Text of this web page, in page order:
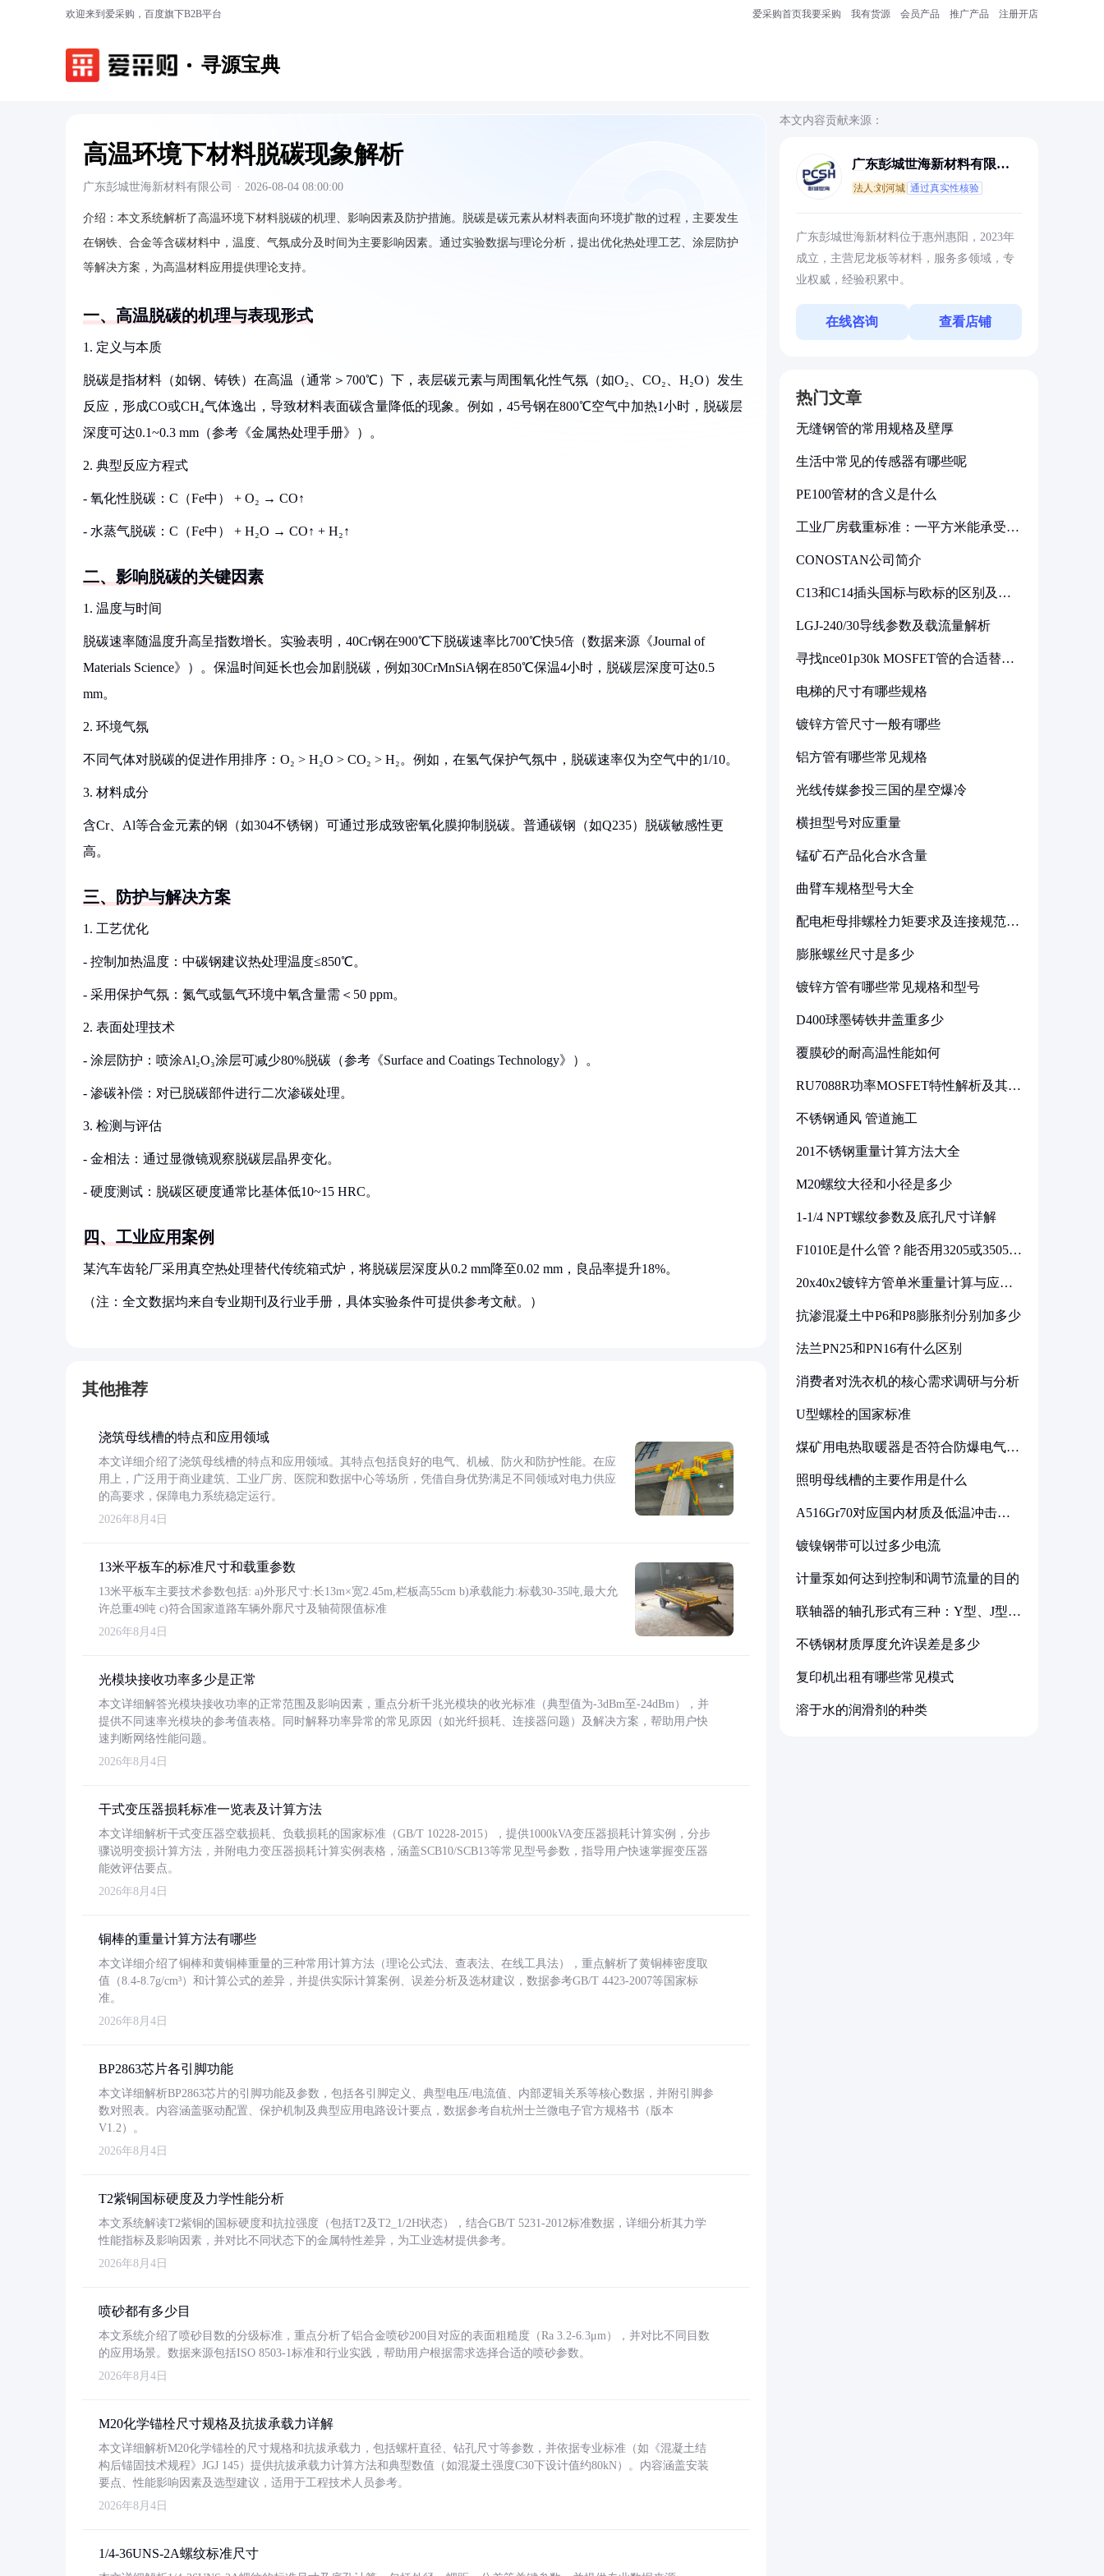
欢迎来到爱采购，百度旗下B2B平台 爱采购首页我要采购 我有货源 会员产品 推广产品 注册开店
寻源宝典
高温环境下材料脱碳现象解析
广东彭城世海新材料有限公司 · 2026-08-04 08:00:00
介绍： 本文系统解析了高温环境下材料脱碳的机理、影响因素及防护措施。脱碳是碳元素从材料表面向环境扩散的过程，主要发生
在钢铁、合金等含碳材料中，温度、气氛成分及时间为主要影响因素。通过实验数据与理论分析，提出优化热处理工艺、涂层防护
等解决方案，为高温材料应用提供理论支持。
一、高温脱碳的机理与表现形式
1. 定义与本质
脱碳是指材料（如钢、铸铁）在高温（通常＞700℃）下，表层碳元素与周围氧化性气氛（如O₂、CO₂、H₂O）发生
反应，形成CO或CH₄气体逸出，导致材料表面碳含量降低的现象。例如，45号钢在800℃空气中加热1小时，脱碳层
深度可达0.1~0.3 mm（参考《金属热处理手册》）。
2. 典型反应方程式
- 氧化性脱碳：C（Fe中） + O₂ → CO↑
- 水蒸气脱碳：C（Fe中） + H₂O → CO↑ + H₂↑
二、影响脱碳的关键因素
1. 温度与时间
脱碳速率随温度升高呈指数增长。实验表明，40Cr钢在900℃下脱碳速率比700℃快5倍（数据来源《Journal of
Materials Science》）。保温时间延长也会加剧脱碳，例如30CrMnSiA钢在850℃保温4小时，脱碳层深度可达0.5
mm。
2. 环境气氛
不同气体对脱碳的促进作用排序：O₂ > H₂O > CO₂ > H₂。例如，在氢气保护气氛中，脱碳速率仅为空气中的1/10。
3. 材料成分
含Cr、Al等合金元素的钢（如304不锈钢）可通过形成致密氧化膜抑制脱碳。普通碳钢（如Q235）脱碳敏感性更
高。
三、防护与解决方案
1. 工艺优化
- 控制加热温度：中碳钢建议热处理温度≤850℃。
- 采用保护气氛：氮气或氩气环境中氧含量需＜50 ppm。
2. 表面处理技术
- 涂层防护：喷涂Al₂O₃涂层可减少80%脱碳（参考《Surface and Coatings Technology》）。
- 渗碳补偿：对已脱碳部件进行二次渗碳处理。
3. 检测与评估
- 金相法：通过显微镜观察脱碳层晶界变化。
- 硬度测试：脱碳区硬度通常比基体低10~15 HRC。
四、工业应用案例
某汽车齿轮厂采用真空热处理替代传统箱式炉，将脱碳层深度从0.2 mm降至0.02 mm，良品率提升18%。
（注：全文数据均来自专业期刊及行业手册，具体实验条件可提供参考文献。）
其他推荐
浇筑母线槽的特点和应用领域
本文详细介绍了浇筑母线槽的特点和应用领域。其特点包括良好的电气、机械、防火和防护性能。在应
用上，广泛用于商业建筑、工业厂房、医院和数据中心等场所，凭借自身优势满足不同领域对电力供应
的高要求，保障电力系统稳定运行。
2026年8月4日
13米平板车的标准尺寸和载重参数
13米平板车主要技术参数包括: a)外形尺寸:长13m×宽2.45m,栏板高55cm b)承载能力:标载30-35吨,最大允
许总重49吨 c)符合国家道路车辆外廓尺寸及轴荷限值标准
2026年8月4日
光模块接收功率多少是正常
本文详细解答光模块接收功率的正常范围及影响因素，重点分析千兆光模块的收光标准（典型值为-3dBm至-24dBm），并
提供不同速率光模块的参考值表格。同时解释功率异常的常见原因（如光纤损耗、连接器问题）及解决方案，帮助用户快
速判断网络性能问题。
2026年8月4日
干式变压器损耗标准一览表及计算方法
本文详细解析干式变压器空载损耗、负载损耗的国家标准（GB/T 10228-2015），提供1000kVA变压器损耗计算实例，分步
骤说明变损计算方法，并附电力变压器损耗计算实例表格，涵盖SCB10/SCB13等常见型号参数，指导用户快速掌握变压器
能效评估要点。
2026年8月4日
铜棒的重量计算方法有哪些
本文详细介绍了铜棒和黄铜棒重量的三种常用计算方法（理论公式法、查表法、在线工具法），重点解析了黄铜棒密度取
值（8.4-8.7g/cm³）和计算公式的差异，并提供实际计算案例、误差分析及选材建议，数据参考GB/T 4423-2007等国家标
准。
2026年8月4日
BP2863芯片各引脚功能
本文详细解析BP2863芯片的引脚功能及参数，包括各引脚定义、典型电压/电流值、内部逻辑关系等核心数据，并附引脚参
数对照表。内容涵盖驱动配置、保护机制及典型应用电路设计要点，数据参考自杭州士兰微电子官方规格书（版本
V1.2）。
2026年8月4日
T2紫铜国标硬度及力学性能分析
本文系统解读T2紫铜的国标硬度和抗拉强度（包括T2及T2_1/2H状态），结合GB/T 5231-2012标准数据，详细分析其力学
性能指标及影响因素，并对比不同状态下的金属特性差异，为工业选材提供参考。
2026年8月4日
喷砂都有多少目
本文系统介绍了喷砂目数的分级标准，重点分析了铝合金喷砂200目对应的表面粗糙度（Ra 3.2-6.3μm），并对比不同目数
的应用场景。数据来源包括ISO 8503-1标准和行业实践，帮助用户根据需求选择合适的喷砂参数。
2026年8月4日
M20化学锚栓尺寸规格及抗拔承载力详解
本文详细解析M20化学锚栓的尺寸规格和抗拔承载力，包括螺杆直径、钻孔尺寸等参数，并依据专业标准（如《混凝土结
构后锚固技术规程》JGJ 145）提供抗拔承载力计算方法和典型数值（如混凝土强度C30下设计值约80kN）。内容涵盖安装
要点、性能影响因素及选型建议，适用于工程技术人员参考。
2026年8月4日
1/4-36UNS-2A螺纹标准尺寸
本文内容贡献来源：
广东彭城世海新材料有限公
法人:刘河城 通过真实性核验
广东彭城世海新材料位于惠州惠阳，2023年
成立，主营尼龙板等材料，服务多领域，专
业权威，经验积累中。
在线咨询 查看店铺
热门文章
无缝钢管的常用规格及壁厚
生活中常见的传感器有哪些呢
PE100管材的含义是什么
工业厂房载重标准：一平方米能承受多
CONOSTAN公司简介
C13和C14插头国标与欧标的区别及其
LGJ-240/30导线参数及载流量解析
寻找nce01p30k MOSFET管的合适替代
电梯的尺寸有哪些规格
镀锌方管尺寸一般有哪些
铝方管有哪些常见规格
光线传媒参投三国的星空爆冷
横担型号对应重量
锰矿石产品化合水含量
曲臂车规格型号大全
配电柜母排螺栓力矩要求及连接规范详
膨胀螺丝尺寸是多少
镀锌方管有哪些常见规格和型号
D400球墨铸铁井盖重多少
覆膜砂的耐高温性能如何
RU7088R功率MOSFET特性解析及其在
不锈钢通风 管道施工
201不锈钢重量计算方法大全
M20螺纹大径和小径是多少
1-1/4 NPT螺纹参数及底孔尺寸详解
F1010E是什么管？能否用3205或3505代
20x40x2镀锌方管单米重量计算与应用
抗渗混凝土中P6和P8膨胀剂分别加多少
法兰PN25和PN16有什么区别
消费者对洗衣机的核心需求调研与分析
U型螺栓的国家标准
煤矿用电热取暖器是否符合防爆电气设
照明母线槽的主要作用是什么
A516Gr70对应国内材质及低温冲击要
镀镍钢带可以过多少电流
计量泵如何达到控制和调节流量的目的
联轴器的轴孔形式有三种：Y型、J型、
不锈钢材质厚度允许误差是多少
复印机出租有哪些常见模式
溶于水的润滑剂的种类